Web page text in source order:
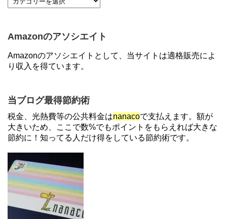
【7/21まで】エアウォレット(COIN+)で最大98,300
【2倍増量】PayPayカード、まるごとフラットリボ
登録と3回利用で10000ptがもらえるキャンペーン！
3/31まで
【解決】マリオットボンヴォイにログインできな
い、パスワード変更不可の原因はコレでした。
住信SBIネット銀行のデビットカードPoint＋で最大
2%還元！V NEOバンクデビットとどっちが良い？
【対象者限定】楽天ペイで決済すると最大300ポイ
ントキャンペーン！～6/1
Amazonのアソシエイト
Amazonのアソシエイトとして、当サイトは適格販売によ
り収入を得ています。
当ブログ最得節約術
税金、光熱費等の公共料金はnanacoで支払えます。額が
大きいため、ここで数%でもポイントをもらえれば大きな
節約に！知ってる人だけ得をしている節約術です。